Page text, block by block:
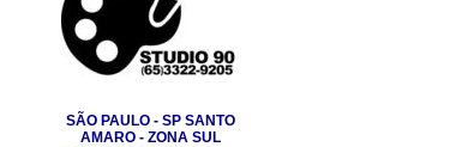
SÃO PAULO - SP SANTO
AMARO - ZONA SUL